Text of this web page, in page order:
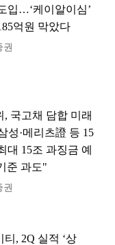
입…‘케이알이심’
억원 막았다
권
, 국고채 담합 미래
성·메리츠證 등 15
대 15조 과징금 예
준 과도"
권
티, 2Q 실적 ‘상